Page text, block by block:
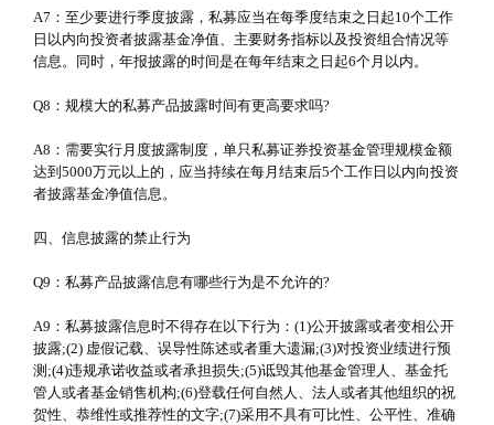
A7：至少要进行季度披露，私募应当在每季度结束之日起10个工作
日以内向投资者披露基金净值、主要财务指标以及投资组合情况等
信息。同时，年报披露的时间是在每年结束之日起6个月以内。
Q8：规模大的私募产品披露时间有更高要求吗?
A8：需要实行月度披露制度，单只私募证券投资基金管理规模金额
达到5000万元以上的，应当持续在每月结束后5个工作日以内向投资
者披露基金净值信息。
四、信息披露的禁止行为
Q9：私募产品披露信息有哪些行为是不允许的?
A9：私募披露信息时不得存在以下行为：(1)公开披露或者变相公开
披露;(2) 虚假记载、误导性陈述或者重大遗漏;(3)对投资业绩进行预
测;(4)违规承诺收益或者承担损失;(5)诋毁其他基金管理人、基金托
管人或者基金销售机构;(6)登载任何自然人、法人或者其他组织的祝
贺性、恭维性或推荐性的文字;(7)采用不具有可比性、公平性、准确